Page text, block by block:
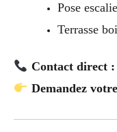
Pose
Terrasse
Contact direct :
Demandez